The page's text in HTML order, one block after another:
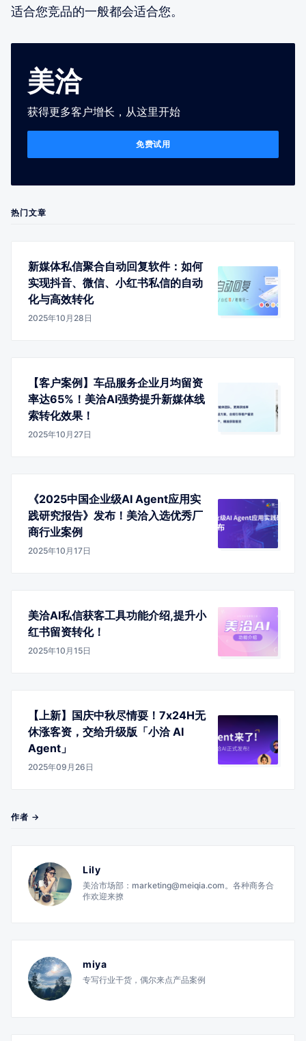
适合您竞品的一般都会适合您。
美洽
获得更多客户增长，从这里开始
免费试用
热门文章
新媒体私信聚合自动回复软件：如何
实现抖音、微信、小红书私信的自动
化与高效转化
2025年10月28日
【客户案例】车品服务企业月均留资
率达65%！美洽AI强势提升新媒体线
索转化效果！
2025年10月27日
《2025中国企业级AI Agent应用实
践研究报告》发布！美洽入选优秀厂
商行业案例
2025年10月17日
美洽AI私信获客工具功能介绍,提升小
红书留资转化！
2025年10月15日
【上新】国庆中秋尽情耍！7x24H无
休涨客资，交给升级版「小洽 AI
Agent」
2025年09月26日
作者 →
Lily
美洽市场部：marketing@meiqia.com。各种商务合
作欢迎来撩
miya
专写行业干货，偶尔来点产品案例